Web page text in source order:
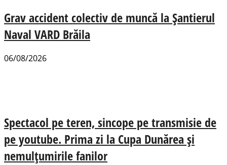
Grav accident colectiv de muncă la Șantierul
Naval VARD Brăila
06/08/2026
Spectacol pe teren, sincope pe transmisie de
pe youtube. Prima zi la Cupa Dunărea și
nemulțumirile fanilor